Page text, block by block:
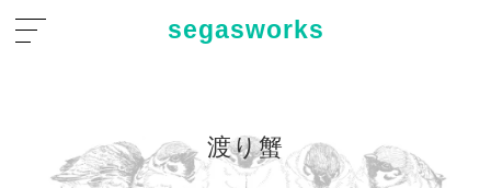
segasworks
渡り蟹